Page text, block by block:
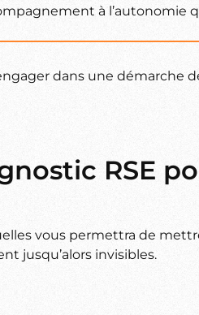
à l’autonomie
dans une démarche
RSE
vous permettra de
jusqu’alors invisibles.